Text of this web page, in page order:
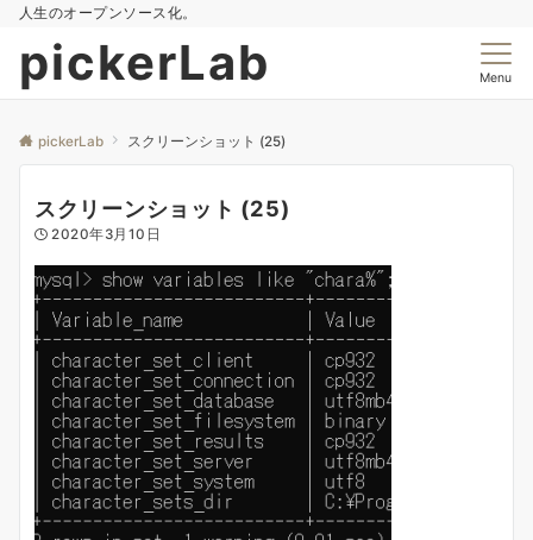
人生のオープンソース化。
pickerLab Menu
pickerLab スクリーンショット (25)
スクリーンショット (25)
2020年3月10日